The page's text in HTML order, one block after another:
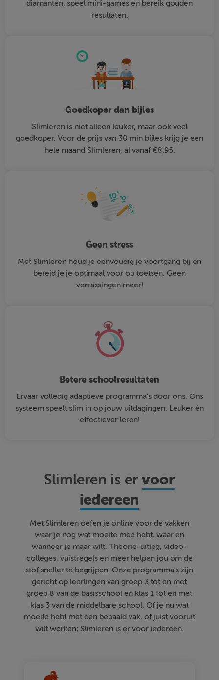
diamanten, speel mini-games en bereik gouden
resultaten.
Goedkoper dan bijles
Slimleren is niet alleen leuker, maar ook veel
goedkoper. Voor de prijs van 30 min bijles krijg je een
hele maand Slimleren, al vanaf €8,95.
Geen stress
Met Slimleren houd je eenvoudig je voortgang bij en
bereid je je optimaal voor op toetsen. Geen
verrassingen meer!
Betere schoolresultaten
Ervaar volledig adaptieve programma's door ons. Ons
systeem speelt slim in op jouw uitdagingen. Leuker én
effectiever leren!
Slimleren is ervoor
iedereen
Met Slimleren oefen je online voor de vakken
waar je nog wat moeite mee hebt, waar en
wanneer je maar wilt. Theorie-uitleg, video-
colleges, vuistregels en meer helpen jou om de
stof sneller te begrijpen. Onze programma's zijn
gericht op leerlingen van groep 3 tot en met
groep 8 van de basisschool en klas 1 tot en met
klas 3 van de middelbare school. Of je nu wat
moeite hebt met een bepaald vak, of juist vooruit
wilt werken; Slimleren is er voor iedereen.